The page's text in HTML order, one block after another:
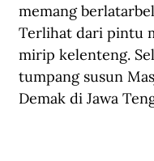
memang
Terlihat dari pintu
mirip kelenteng.
tumpang susun
Demak di Jawa